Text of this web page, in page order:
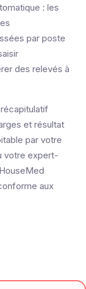
: les
par poste
des relevés à
et résultat
par votre
votre expert-
aux